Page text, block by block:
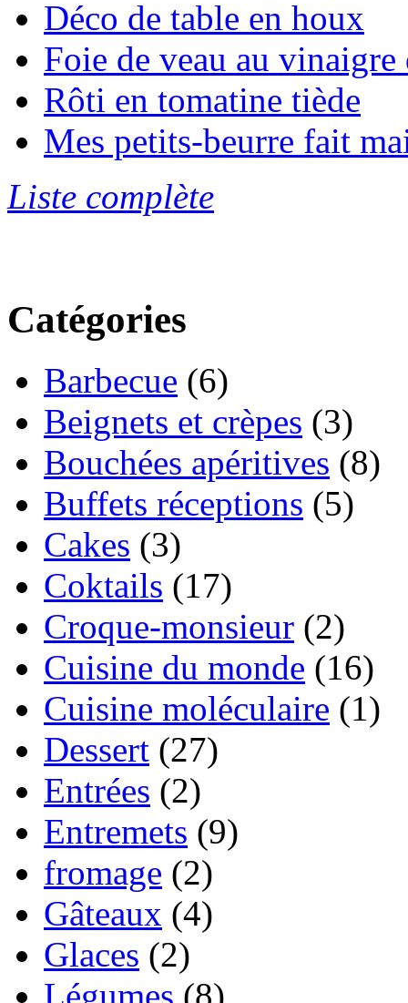
Déco de table en houx
Foie de veau au vinaigre
Rôti en tomatine tiède
Mes petits-beurre fait
Liste complète
Catégories
Barbecue (6)
Beignets et crèpes (3)
Bouchées apéritives (8)
Buffets réceptions (5)
Cakes (3)
Coktails (17)
Croque-monsieur (2)
Cuisine du monde (16)
Cuisine moléculaire (1)
Dessert (27)
Entrées (2)
Entremets (9)
fromage (2)
Gâteaux (4)
Glaces (2)